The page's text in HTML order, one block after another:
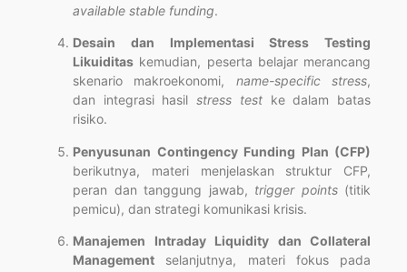
available stable funding.
Desain dan Implementasi Stress Testing
Likuiditas kemudian, peserta belajar merancang
skenario makroekonomi, name-specific stress,
dan integrasi hasilstress testke dalam batas
risiko.
Penyusunan Contingency Funding Plan (CFP)
berikutnya, materi menjelaskan struktur CFP,
peran dan tanggung jawab, trigger points(titik
pemicu), dan strategi komunikasi krisis.
Manajemen Intraday Liquidity dan Collateral
Management selanjutnya, materi fokus pada